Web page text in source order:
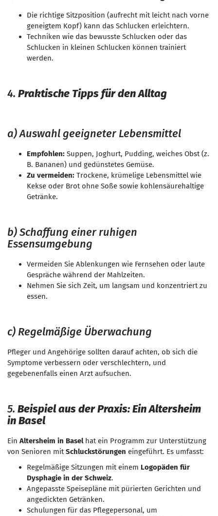
Die richtige Sitzposition (aufrecht mit leicht nach vorne
geneigtem Kopf) kann das Schlucken erleichtern.
Techniken wie das bewusste Schlucken oder das
Schlucken in kleinen Schlucken können trainiert
werden.
4. Praktische Tipps für den Alltag
a) Auswahl geeigneter Lebensmittel
Empfohlen: Suppen, Joghurt, Pudding, weiches Obst (z.
B. Bananen) und gedünstetes Gemüse.
Zu vermeiden: Trockene, krümelige Lebensmittel wie
Kekse oder Brot ohne Soße sowie kohlensäurehaltige
Getränke.
b) Schaffung einer ruhigen
Essensumgebung
Vermeiden Sie Ablenkungen wie Fernsehen oder laute
Gespräche während der Mahlzeiten.
Nehmen Sie sich Zeit, um langsam und konzentriert zu
essen.
c) Regelmäßige Überwachung
Pfleger und Angehörige sollten darauf achten, ob sich die
Symptome verbessern oder verschlechtern, und
gegebenenfalls einen Arzt aufsuchen.
5. Beispiel aus der Praxis: Ein Altersheim
in Basel
Ein Altersheim in Baselhat ein Programm zur Unterstützung
von Senioren mitSchluckstörungen eingeführt. Es umfasst:
Regelmäßige Sitzungen mit einem Logopäden für
Dysphagie in der Schweiz.
Angepasste Speisepläne mit pürierten Gerichten und
angedickten Getränken.
Schulungen für das Pflegepersonal, um